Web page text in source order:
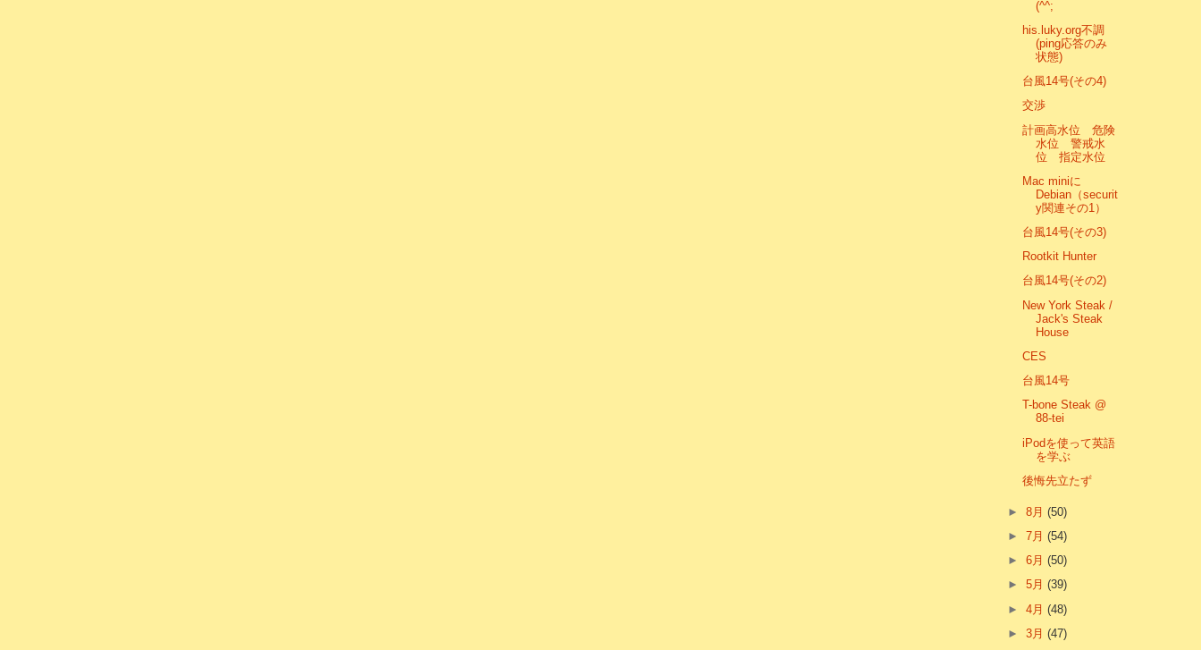
(^^;
his.luky.org不調
(ping応答のみ
状態)
台風14号(その4)
交渉
計画高水位 危険
水位 警戒水
位 指定水位
Mac miniに
Debian（securit
y関連その1）
台風14号(その3)
Rootkit Hunter
台風14号(その2)
New York Steak /
Jack's Steak
House
CES
台風14号
T-bone Steak @
88-tei
iPodを使って英語
を学ぶ
後悔先立たず
►8月(50)
►7月(54)
►6月(50)
►5月(39)
►4月(48)
►3月(47)